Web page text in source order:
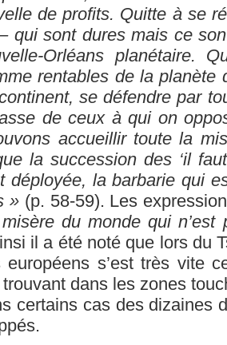
de profits. Quitte à se
qui sont dures mais ce
Orléans planétaire.
rentables de la planète
se défendre par
de ceux à qui on
accueillir toute la
la succession des ‘il
déployée, la barbarie qui
» (p. 58-59). Les
du monde qui n’est
il a été noté que lors du
européens s’est très vite
dans les zones
certains cas des dizaines